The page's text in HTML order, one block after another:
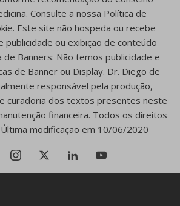
Consulte a nossa Política de
Este site não hospeda ou recebe
publicidade ou exibição de conteúdo
de Banners: Não temos publicidade e
de Banner ou Display. Dr. Diego de
responsável pela produção,
curadoria dos textos presentes neste
financeira. Todos os direitos
modificação em 10/06/2020